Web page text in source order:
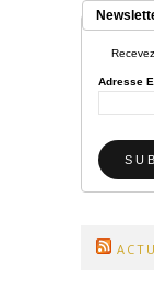
Adresse